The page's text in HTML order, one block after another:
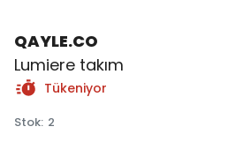
QAYLE.CO
Lumiere takım
Tükeniyor
Stok: 2